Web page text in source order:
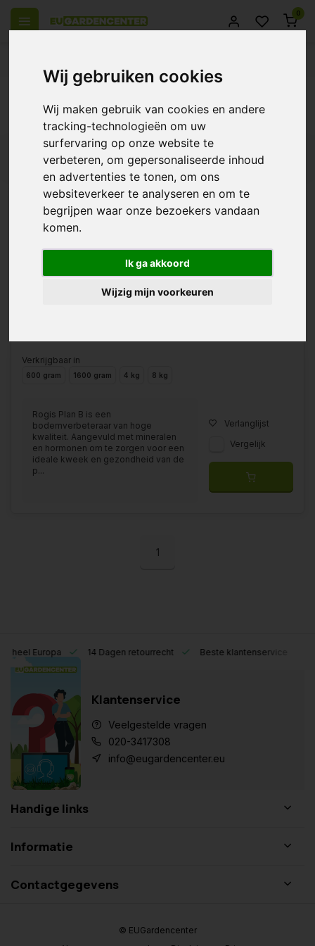
Wij gebruiken cookies
Wij maken gebruik van cookies en andere
tracking-technologieën om uw
surfervaring op onze website te
verbeteren, om gepersonaliseerde inhoud
en advertenties te tonen, om ons
websiteverkeer te analyseren en om te
begrijpen waar onze bezoekers vandaan
komen.
Ik ga akkoord
Wijzig mijn voorkeuren
0
Producten getagd met plan b
€12,00
Verkrijgbaar in
600 gram 1600 gram 4 kg 8 kg
Rogis Plan B is een
bodemverbeteraar van hoge
kwaliteit. Aangevuld met mineralen
en hormonen om te zorgen voor een
ideale kweek en gezondheid van de
p...
Verlanglijst
Vergelijk
1
Europa 14 Dagen retourrecht Beste klantenservice
Klantenservice
Veelgestelde vragen
020-3417308
info@eugardencenter.eu
Handige links
Informatie
Contactgegevens
© EUGardencenter